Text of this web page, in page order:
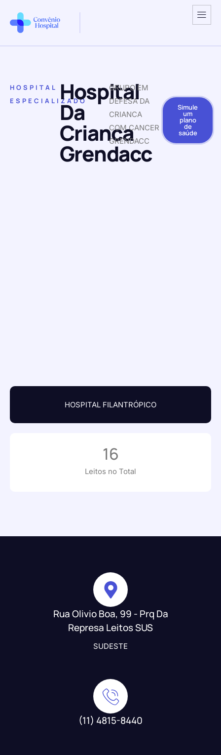
HOSPITAL
ESPECIALIZADOHospital
Da
Crianca
Grendacc
GRUPO EM
DEFESA DA
CRIANCA
COM CANCER
GRENDACC
Simule
um
plano
de
saúde
HOSPITAL FILANTRÓPICO
Leitos no Total
16
Rua Olivio Boa, 99 - Prq Da
Represa Leitos SUS
SUDESTE
(11) 4815-8440